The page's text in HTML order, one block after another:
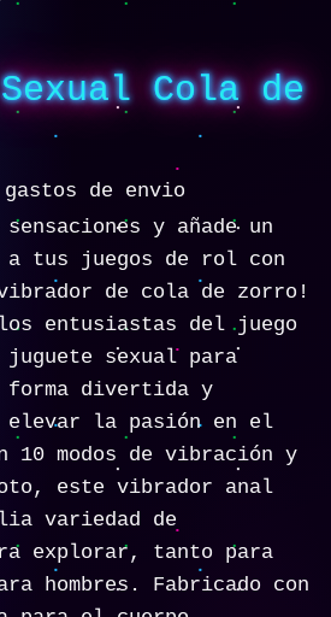
Cola de
gastos de envio
y añade un
a tus juegos de rol con
de cola de zorro!
entusiastas del juego
sexual para
forma divertida y
elevar la pasión en el
10 modos de vibración y
este vibrador anal
variedad de
explorar, tanto para
hombres. Fabricado con